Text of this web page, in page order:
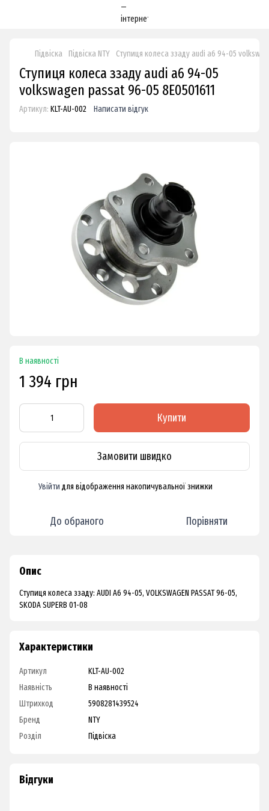
Підвіска Підвіска NTY Ступиця колеса ззаду audi a6 94-05
Ступиця колеса ззаду audi a6 94-05
volkswagen passat 96-05 8E0501611
Артикул: KLT-AU-002 Написати відгук
В наявності
1 394 грн
Купити
Замовити швидко
Увійти для відображення накопичувальної знижки
До обраного Порівняти
Опис
Ступиця колеса ззаду: AUDI A6 94-05, VOLKSWAGEN PASSAT 96-05,
SKODA SUPERB 01-08
Характеристики
Артикул
KLT-AU-002
Наявність
В наявності
Штрихкод
5908281439524
Бренд
NTY
Розділ
Підвіска
Відгуки